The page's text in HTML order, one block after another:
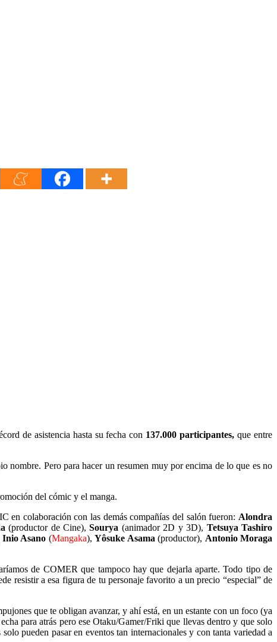
de asistencia hasta su fecha con 137.000 participantes,que entre
nombre. Pero para hacer un resumen muy por encima de lo que es no
del cómic y el manga.
colaboración con las demás compañías del salón fueron: Alondra
(productor de Cine),Sourya (animador 2D y 3D), Tetsuya Tashiro
Inio Asano (Mangaka),Yôsuke Asama (productor), Antonio Moraga
de COMER que tampoco hay que dejarla aparte. Todo tipo de
resistir a esa figura de tu personaje favorito a un precio “especial” de
que te obligan avanzar, y ahí está, en un estante con un foco (ya
para atrás pero ese Otaku/Gamer/Friki que llevas dentro y que solo
pueden pasar en eventos tan internacionales y con tanta variedad a